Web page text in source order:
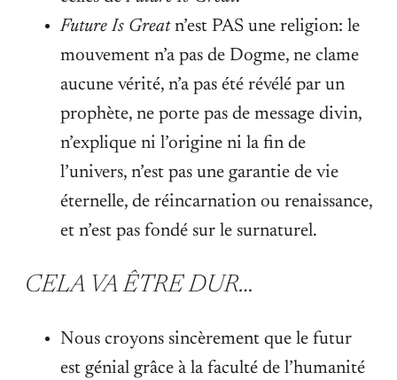
Future Is Greatn’est PAS une religion: le
mouvement n’a pas de Dogme, ne clame
aucune vérité, n’a pas été révélé par un
prophète, ne porte pas de message divin,
n’explique ni l’origine ni la fin de
l’univers, n’est pas une garantie de vie
éternelle, de réincarnation ou renaissance,
et n’est pas fondé sur le surnaturel.
CELA VA ÊTRE DUR…
Nous croyons sincèrement que le futur
est génial grâce à la faculté de l’humanité